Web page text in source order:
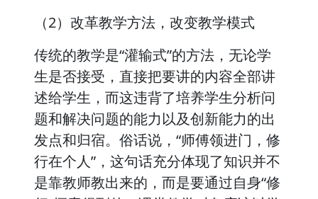
（2）改革教学方法，改变教学模式
传统的教学是“灌输式”的方法，无论学
生是否接受，直接把要讲的内容全部讲
述给学生，而这违背了培养学生分析问
题和解决问题的能力以及创新能力的出
发点和归宿。俗话说，“师傅领进门，修
行在个人”，这句话充分体现了知识并不
是靠教师教出来的，而是要通过自身“修